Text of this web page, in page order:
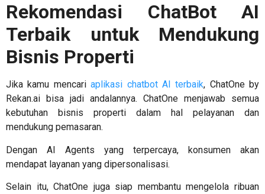
Rekomendasi ChatBot AI
Terbaik untuk Mendukung
Bisnis Properti
Jika kamu mencariaplikasi chatbot AI terbaik, ChatOne by
Rekan.ai bisa jadi andalannya. ChatOne menjawab semua
kebutuhan bisnis properti dalam hal pelayanan dan
mendukung pemasaran.
Dengan AI Agents yang terpercaya, konsumen akan
mendapat layanan yang dipersonalisasi.
Selain itu, ChatOne juga siap membantu mengelola ribuan